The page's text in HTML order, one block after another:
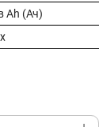
Ah (Ач)